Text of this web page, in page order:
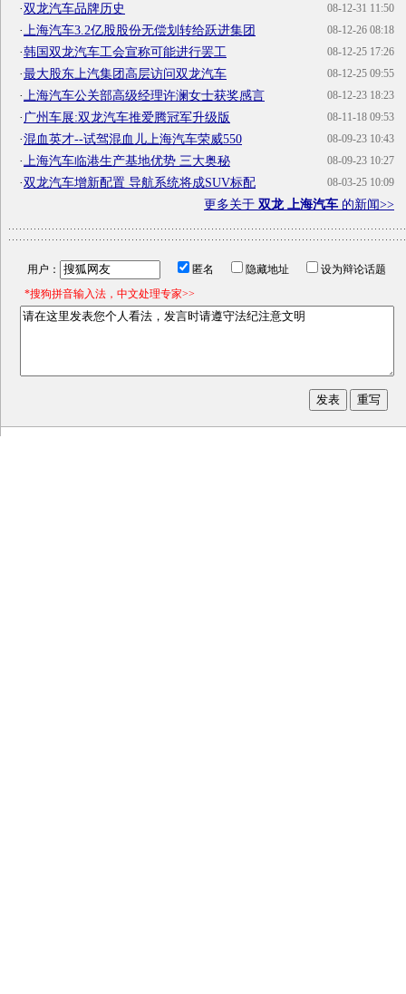
08-12-31 11:50
·双龙汽车品牌历史
08-12-26 08:18
· 上海汽车3.2亿股股份无偿划转给跃进集团
08-12-25 17:26
·韩国双龙汽车工会宣称可能进行罢工
08-12-25 09:55
·最大股东上汽集团高层访问双龙汽车
08-12-23 18:23
· 上海汽车公关部高级经理许澜女士获奖感言
08-11-18 09:53
· 广州车展:双龙汽车推爱腾冠军升级版
08-09-23 10:43
·混血英才--试驾混血儿上海汽车荣威550
08-09-23 10:27
· 上海汽车临港生产基地优势 三大奥秘
08-03-25 10:09
·双龙汽车增新配置 导航系统将成SUV标配
更多关于 双龙 上海汽车 的新闻>>
用户： 匿名 隐藏地址
设为辩论话题
*搜狗拼音输入法，中文处理专家>>